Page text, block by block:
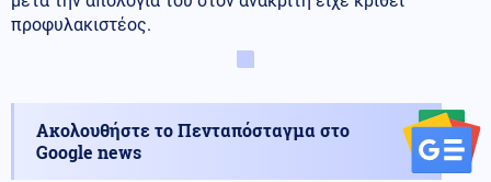
προφυλακιστέος.
Ακολουθήστε το Πενταπόσταγμα στο
Google news